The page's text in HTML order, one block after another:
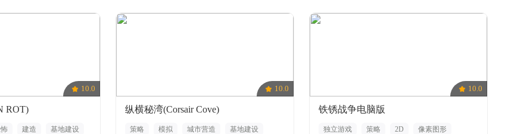
10.0
ROT)
建造
基地建设
10.0
纵横秘湾(Corsair Cove)
策略 模拟 城市营造
基地建设
10.0
铁锈战争电脑版
独立游戏 策略 2D
像素图形